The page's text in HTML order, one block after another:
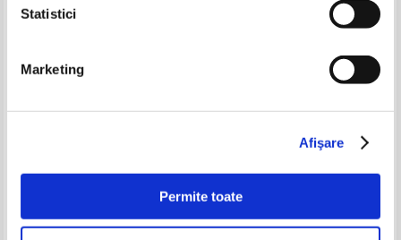
Statistici
Marketing
Afişare
Permite toate
din Vrancea (album)
Adaugă în coș
Beppe Zagaglia - Ferrara, citta
Adaugă în coș